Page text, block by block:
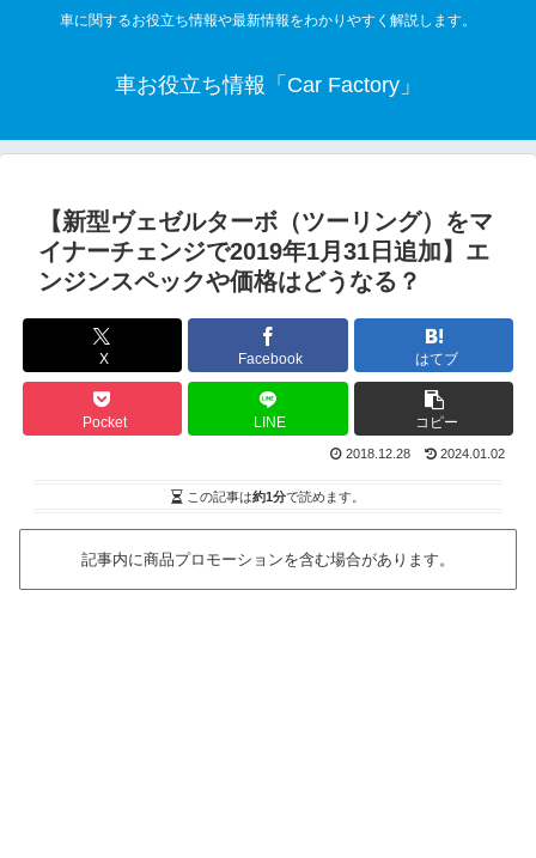
車に関するお役立ち情報や最新情報をわかりやすく解説します。
車お役立ち情報「Car Factory」
【新型ヴェゼルターボ（ツーリング）をマ
イナーチェンジで2019年1月31日追加】エ
ンジンスペックや価格はどうなる？
X Facebook はてブ
Pocket LINE コピー
2018.12.28 2024.01.02
この記事は約1分で読めます。
記事内に商品プロモーションを含む場合があります。